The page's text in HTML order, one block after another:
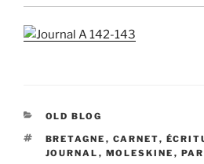
CATEGORIES
OLD BLOG
TAGS
BRETAGNE , CARNET,
JOURNAL , MOLESKINE ,